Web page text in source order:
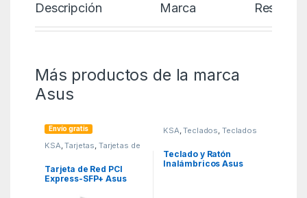
Descripción Marca Reseñas
Más productos de la marca
Asus
Envío gratis
KSA ,Tarjetas Tarjetas de
Tarjeta de Red PCI
Express-SFP+ Asus
KSA ,Teclados Teclados
Teclado y Ratón
Inalámbricos Asus